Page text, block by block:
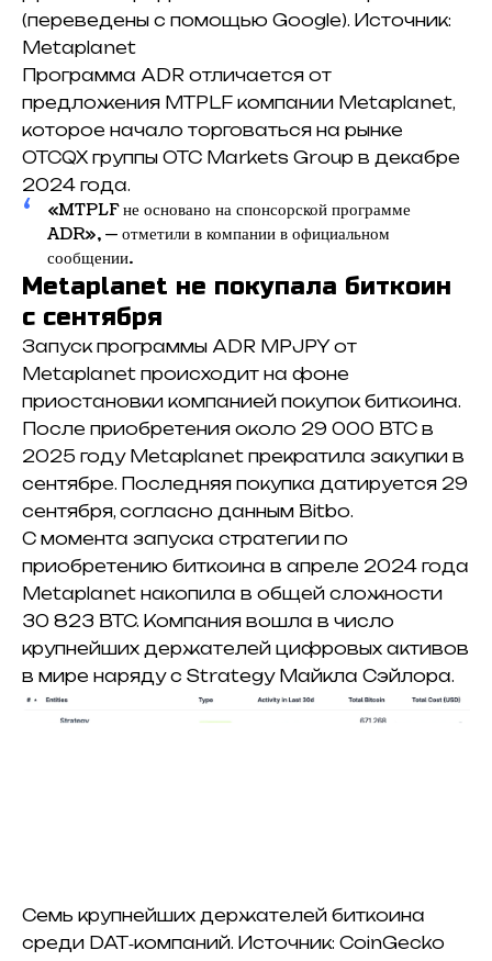
(переведены с помощью Google). Источник:
Metaplanet
Программа ADR отличается от
предложения MTPLF компании Metaplanet,
которое начало торговаться на рынке
OTCQX группы OTC Markets Group в декабре
2024 года.
«MTPLF не основано на спонсорской программе
ADR», — отметили в компании в официальном
сообщении.
Metaplanet не покупала биткоин
с сентября
Запуск программы ADR MPJPY от
Metaplanet происходит на фоне
приостановки компанией покупок биткоина.
После приобретения около 29 000 BTC в
2025 году Metaplanet прекратила закупки в
сентябре. Последняя покупка датируется 29
сентября, согласно данным Bitbo.
С момента запуска стратегии по
приобретению биткоина в апреле 2024 года
Metaplanet накопила в общей сложности
30 823 BTC. Компания вошла в число
крупнейших держателей цифровых активов
в мире наряду с Strategy Майкла Сэйлора.
Семь крупнейших держателей биткоина
среди DAT‑компаний. Источник: CoinGecko